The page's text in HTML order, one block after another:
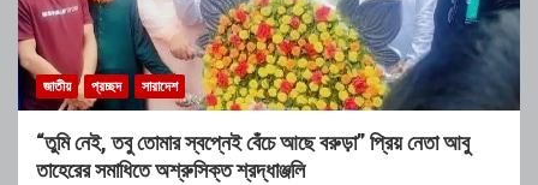
জাতীয় প্রচ্ছদ সারাদেশ
“তুমি নেই, তবু তোমার স্বপ্নেই বেঁচে আছে বরুড়া” প্রিয় নেতা আবু
তাহেরের সমাধিতে অশ্রুসিক্ত শ্রদ্ধাঞ্জলি